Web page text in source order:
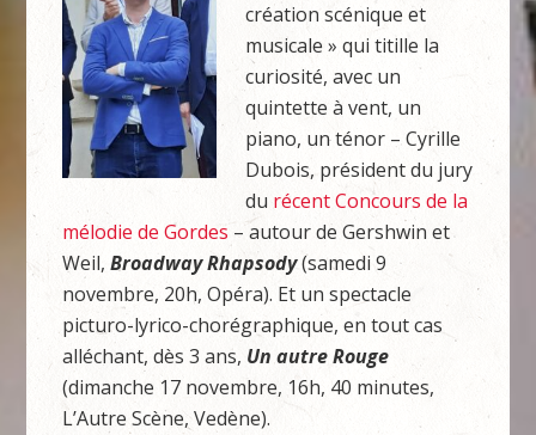
création scénique et
musicale » qui titille la
curiosité, avec un
quintette à vent, un
piano, un ténor – Cyrille
Dubois, président du jury
du récent Concours de la
mélodie de Gordes – autour de Gershwin et
Weil,Broadway Rhapsody(samedi 9
novembre, 20h, Opéra). Et un spectacle
picturo-lyrico-chorégraphique, en tout cas
alléchant, dès 3 ans, Un autre Rouge
(dimanche 17 novembre, 16h, 40 minutes,
L’Autre Scène, Vedène).